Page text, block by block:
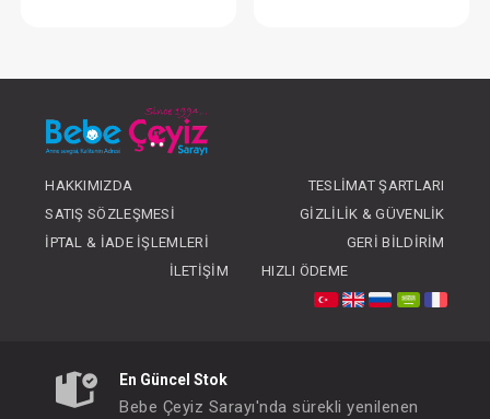
OLUNUZ
HAKKIMIZDA
TESLIMAT ŞARTLARI
SATIŞ SÖZLEŞMESI
GIZLILIK & GÜVENLIK
İPTAL & İADE İŞLEMLERI
GERI BILDIRIM
İLETIŞIM
HIZLI ÖDEME
En Güncel Stok
Bebe Çeyiz Sarayı'nda sürekli yenilenen